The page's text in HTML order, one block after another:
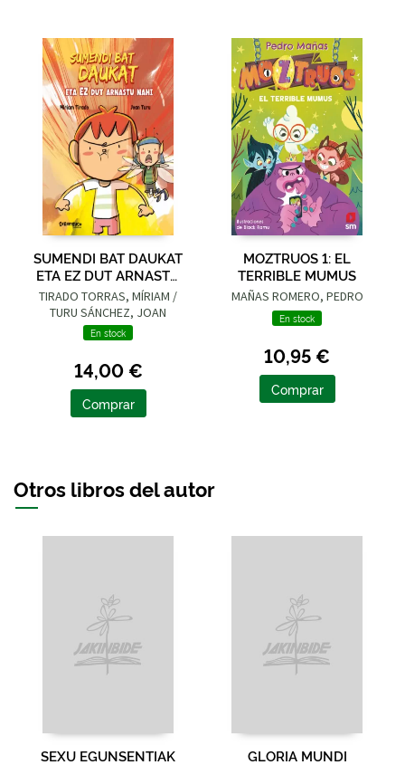
SUMENDI BAT DAUKAT
ETA EZ DUT ARNASTU
NAHI
TIRADO TORRAS, MÍRIAM /
TURU SÁNCHEZ, JOAN
En stock
14,00 €
Comprar
MOZTRUOS 1: EL
TERRIBLE MUMUS
MAÑAS ROMERO, PEDRO
En stock
10,95 €
Comprar
Otros libros del autor
SEXU EGUNSENTIAK GLORIA MUNDI